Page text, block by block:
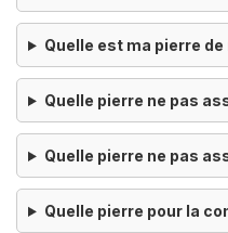
Quelle est ma pierre
Quelle pierre ne pas
Quelle pierre ne pas
Quelle pierre pour la